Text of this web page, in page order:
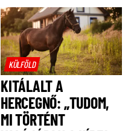
KÜLFÖLD
KITÁLALT A
HERCEGNŐ: „TUDOM,
MI TÖRTÉNT